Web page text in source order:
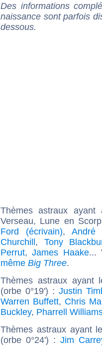
Des informations
naissance sont parfois
dessous.
Thèmes astraux
Verseau, Lune en
Ford (écrivain), André
Churchill, Tony
Perrut,James Haake...
même Big Three.
Thèmes astraux ayant
(orbe 0°19') : Justin
Warren Buffett, Chris
Buckley, Pharrell
Thèmes astraux ayant
(orbe 0°24') : Jim